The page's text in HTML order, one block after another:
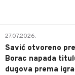
27.07.2026.
Savić otvoreno
Borac napada
dugova prema